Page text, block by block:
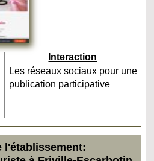
Interaction
Les réseaux sociaux pour une
publication participative
l'établissement: